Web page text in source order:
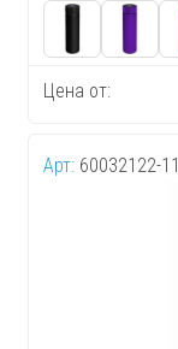
Цена от:
Арт: 60032122-11